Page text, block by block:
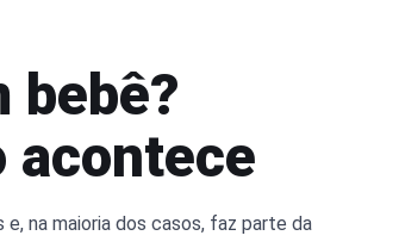
bebê?
acontece
na maioria dos casos, faz parte da